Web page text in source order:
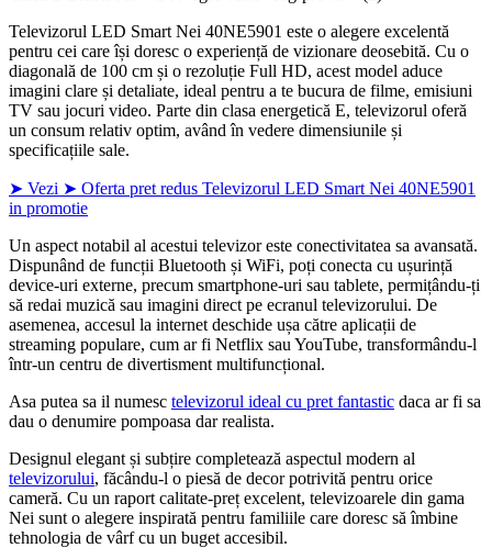
Televizorul LED Smart Nei 40NE5901 este o alegere excelentă
pentru cei care își doresc o experiență de vizionare deosebită. Cu o
diagonală de 100 cm și o rezoluție Full HD, acest model aduce
imagini clare și detaliate, ideal pentru a te bucura de filme, emisiuni
TV sau jocuri video. Parte din clasa energetică E, televizorul oferă
un consum relativ optim, având în vedere dimensiunile și
specificațiile sale.
➤ Vezi ➤ Oferta pret redus Televizorul LED Smart Nei 40NE5901
in promotie
Un aspect notabil al acestui televizor este conectivitatea sa avansată.
Dispunând de funcții Bluetooth și WiFi, poți conecta cu ușurință
device-uri externe, precum smartphone-uri sau tablete, permițându-ți
să redai muzică sau imagini direct pe ecranul televizorului. De
asemenea, accesul la internet deschide ușa către aplicații de
streaming populare, cum ar fi Netflix sau YouTube, transformându-l
într-un centru de divertisment multifuncțional.
Asa putea sa il numesc televizorul ideal cu pret fantastic daca ar fi sa
dau o denumire pompoasa dar realista.
Designul elegant și subțire completează aspectul modern al
televizorului, făcându-l o piesă de decor potrivită pentru orice
cameră. Cu un raport calitate-preț excelent, televizoarele din gama
Nei sunt o alegere inspirată pentru familiile care doresc să îmbine
tehnologia de vârf cu un buget accesibil.